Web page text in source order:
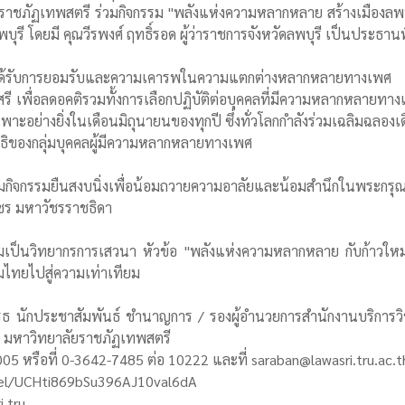
ภัฏเทพสตรี ร่วมกิจกรรม "พลังแห่งความหลากหลาย สร้างเมืองล
รี โดยมี คุณวีรพงศ์ ฤทธิ์รอด ผู้ว่าราชการจังหวัดลพบุรี เป็นประธา
ด้รับการยอมรับและความเคารพในความแตกต่างหลากหลายทา
เพื่อลดอคติรวมทั้งการเลือกปฏิบัติต่อบุคคลที่มีความหลากหลายทาง
าะอย่างยิ่งในเดือนมิถุนายนของทุกปี ซึ่งทั่วโลกกำลังร่วมเฉลิมฉลอ
องกลุ่มบุคคลผู้มีความหลากหลายทางเพศ
กิจกรรมยืนสงบนิ่งเพื่อน้อมถวายความอาลัยและน้อมสำนึกในพระก
มหาวัชรราชธิดา
ป็นวิทยากรการเสวนา หัวข้อ "พลังแห่งความหลากหลาย กับก้าว
ทยไปสู่ความเท่าเทียม
นักประชาสัมพันธ์ ชำนาญการ / รองผู้อำนวยการสำนักงานบริกา
มหาวิทยาลัยราชภัฏเทพสตรี
หรือที่ 0-3642-7485 ต่อ 10222 และที่
UCHti869bSu396AJ10val6dA